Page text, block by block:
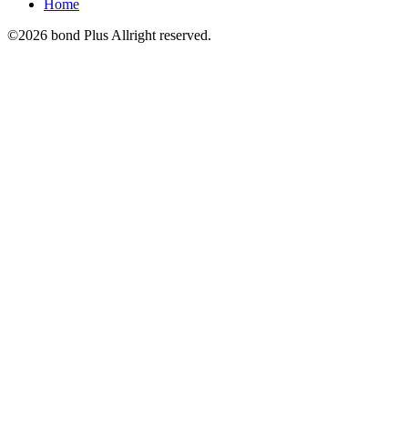
Home
©2026 bond Plus Allright reserved.